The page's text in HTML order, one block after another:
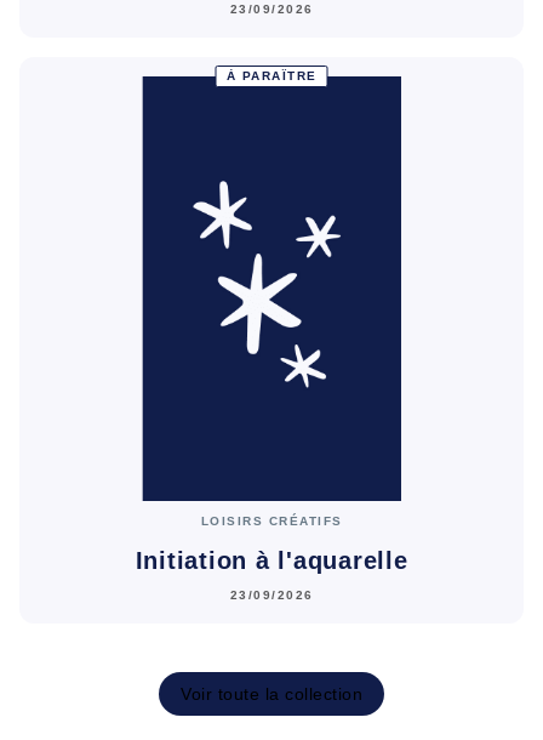
23/09/2026
À PARAÎTRE
LOISIRS CRÉATIFS
Initiation à l'aquarelle
23/09/2026
Voir toute la collection